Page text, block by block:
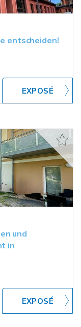
entscheiden!
und
in